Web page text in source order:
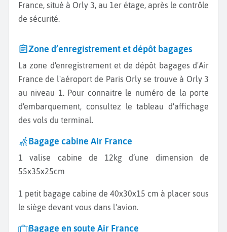
France, situé à Orly 3, au 1er étage, après le contrôle
de sécurité.
Zone d’enregistrement et dépôt bagages
La zone d'enregistrement et de dépôt bagages d'Air
France de l'aéroport de Paris Orly se trouve à Orly 3
au niveau 1. Pour connaitre le numéro de la porte
d'embarquement, consultez le tableau d'affichage
des vols du terminal.
Bagage cabine Air France
1 valise cabine de 12kg d’une dimension de
55x35x25cm
1 petit bagage cabine de 40x30x15 cm à placer sous
le siège devant vous dans l'avion.
Bagage en soute Air France